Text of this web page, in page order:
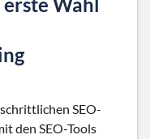
SEO-
den SEO-Tools